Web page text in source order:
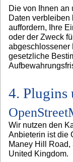
Die von Ihnen an
Daten verbleiben
auffordern, Ihre
oder der Zweck
abgeschlossener
gesetzliche
4. Plugins
Wir nutzen den
Anbieterin ist die
Maney Hill
United Kingdom.